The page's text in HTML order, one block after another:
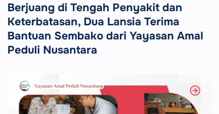
Berjuang di Tengah Penyakit dan
Keterbatasan, Dua Lansia Terima
Bantuan Sembako dari Yayasan Amal
Peduli Nusantara